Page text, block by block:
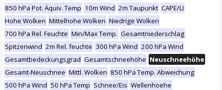
850 hPa Pot. Äquiv. Temp 10m Wind 2m Taupunkt CAPE/LI
Hohe Wolken Mittelhohe Wolken Niedrige Wolken
700 hPa Rel. Feuchte Min/Max Temp. Gesamtniederschlag
Spitzenwind 2m Rel. feuchte 300 hPa Wind 200 hPa Wind
Gesamtbedeckungsgrad Gesamtschneehöhe Neuschneehöhe
Gesamt-Neuschnee Mittl. Wolken 850 hPa Temp. Abweichung
500 hPa Wind 50 hPa Temp Schnee/Eis Wellenhoehe